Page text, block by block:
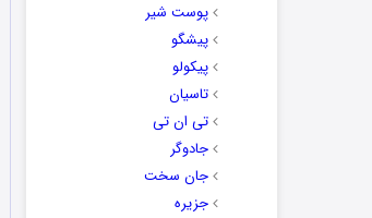
پوست شیر
پیشگو
پیکولو
تاسیان
تی ان تی
جادوگر
جان سخت
جزیره